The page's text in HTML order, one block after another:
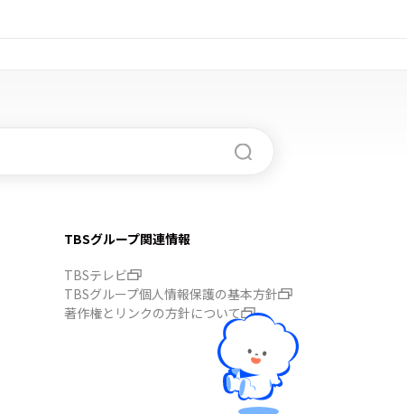
TBSグループ関連情報
TBSテレビ
TBSグループ個人情報保護の基本方針
著作権とリンクの方針について